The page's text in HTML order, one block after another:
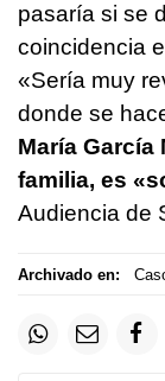
pasaría si se
coincidencia
«Sería muy
donde se
María García
familia, es
Audiencia de
Archivado en: